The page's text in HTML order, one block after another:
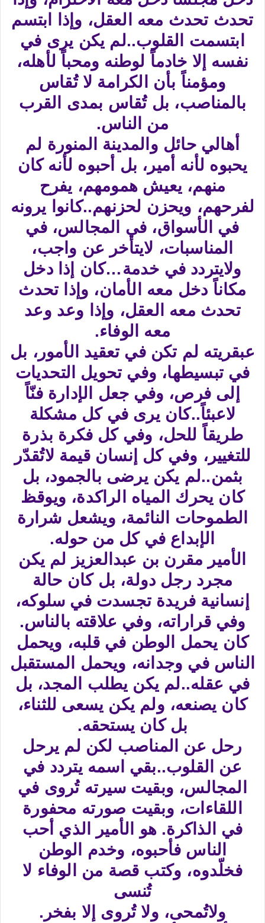
تحدث تحدث معه العقل، وإذا ابتسم
ابتسمت القلوب..لم يكن يرى في
نفسه إلا خادماً لوطنه ومحباً لأهله،
ومؤمناً بأن الكرامة لا تُقاس
بالمناصب، بل تُقاس بمدى القرب
من الناس.​
أهالي حائل والمدينة المنورة لم
يحبوه لأنه أمير، بل أحبوه لأنه كان
منهم، يعيش همومهم، يفرح
لفرحهم، ويحزن لحزنهم..كانوا يرونه
في الأسواق، في المجالس، في
المناسبات، لايتأخر عن واجب،
ولايتردد في خدمة…كان إذا دخل
مكاناً دخل معه الأمان، وإذا تحدث
تحدث معه العقل، وإذا وعد وعد
معه الوفاء.​
عبقريته لم تكن في تعقيد الأمور، بل
في تبسيطها، وفي تحويل التحديات
إلى فرص، وفي جعل الإدارة فنّاً
لاعبئاً..كان يرى في كل مشكلة
طريقاً للحل، وفي كل فكرة بذرة
للتغيير، وفي كل إنسان قيمة لاتُقدّر
بثمن..لم يكن يرضى بالجمود، بل
كان يحرك المياه الراكدة، ويوقظ
الطموحات النائمة، ويشعل شرارة
الإبداع في كل من حوله.​
الأمير مقرن بن عبدالعزيز لم يكن
مجرد رجل دولة، بل كان حالة
إنسانية فريدة تجسدت في سلوكه،
وفي قراراته، وفي علاقته بالناس.
كان يحمل الوطن في قلبه، ويحمل
الناس في وجدانه، ويحمل المستقبل
في عقله..لم يكن يطلب المجد، بل
كان يصنعه، ولم يكن يسعى للثناء،
بل كان يستحقه.​
رحل عن المناصب لكن لم يرحل
عن القلوب..بقي اسمه يتردد في
المجالس، وبقيت سيرته تُروى في
اللقاءات، وبقيت صورته محفورة
في الذاكرة. هو الأمير الذي أحب
الناس فأحبوه، وخدم الوطن
فخلّدوه، وكتب قصة من الوفاء لا
تُنسى
ولاتُمحى، ولا تُروى إلا بفخر.​